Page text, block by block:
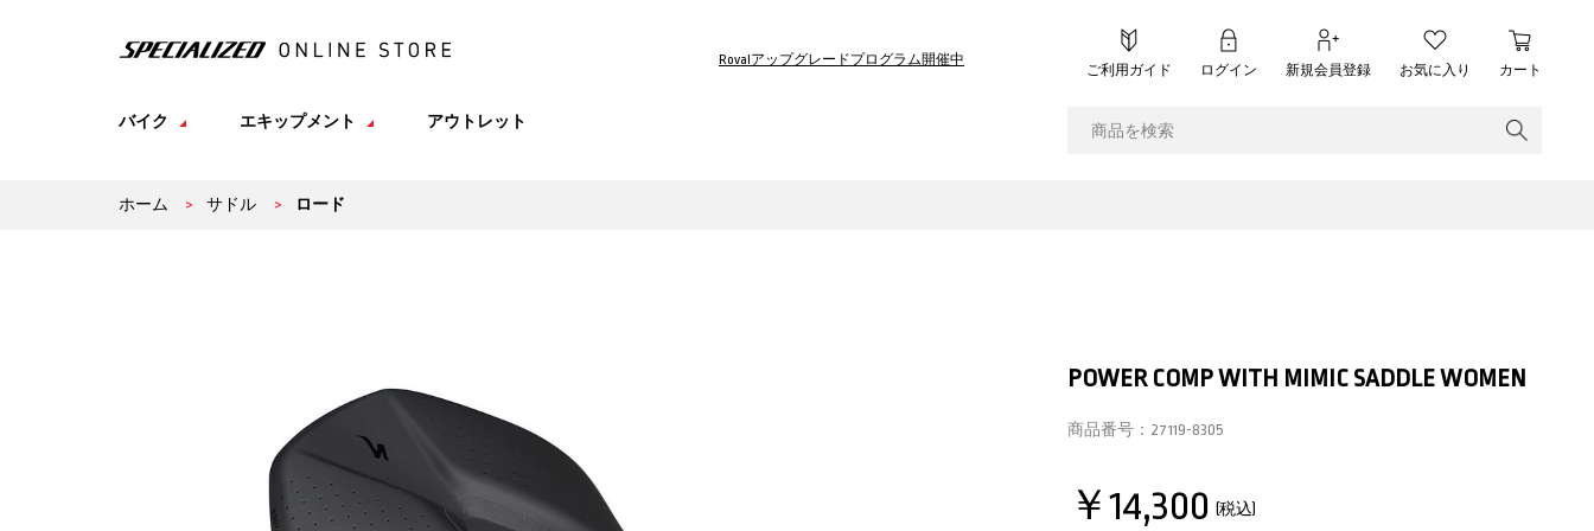
Rovalアップグレードプログラム開催中
ご利用ガイド ログイン 新規会員登録 お気に入り カート
バイク エキップメント アウトレット
ホーム > サドル > ロード
POWER COMP WITH MIMIC SADDLE WOMEN
商品番号： 27119-8305
￥14,300 (税込)